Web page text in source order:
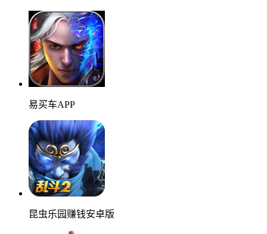
易买车APP
昆虫乐园赚钱安卓版